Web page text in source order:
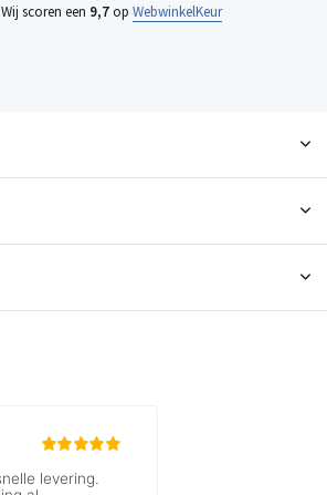
Wij scoren een 9,7op WebwinkelKeur